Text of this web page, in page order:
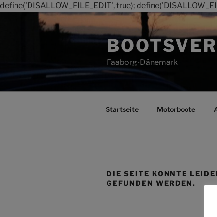
define('DISALLOW_FILE_EDIT', true);
Faaborg-Dänemark
Startseite Motorboote
DIE SEITE KONNTE
GEFUNDEN WERDEN.